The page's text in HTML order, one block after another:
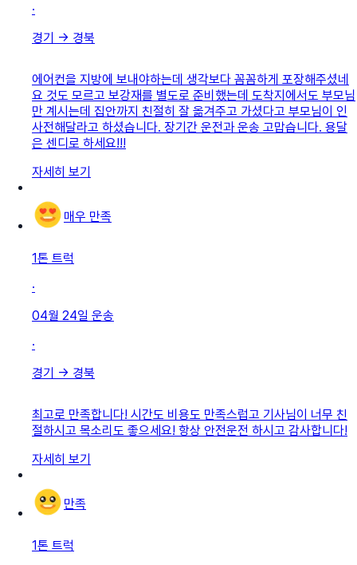
·
경기 → 경북
에어컨을 지방에 보내야하는데 생각보다 꼼꼼하게 포장해주셨네
요 것도 모르고 보강재를 별도로 준비했는데 도착지에서도 부모님
만 계시는데 집안까지 친절히 잘 옮겨주고 가셨다고 부모님이 인
사전해달라고 하셨습니다. 장기간 운전과 운송 고맙습니다. 용달
은 센디로 하세요!!!
자세히 보기
매우 만족
1톤 트럭
·
04월 24일 운송
·
경기 → 경북
최고로 만족합니다! 시간도 비용도 만족스럽고 기사님이 너무 친
절하시고 목소리도 좋으세요! 항상 안전운전 하시고 감사합니다!
자세히 보기
만족
1톤 트럭